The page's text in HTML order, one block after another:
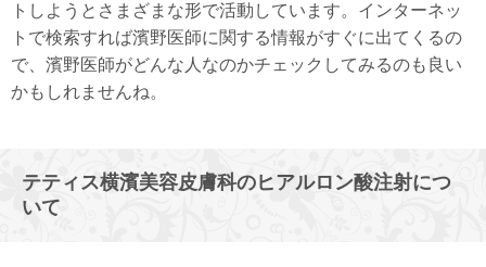
トしようとさまざまな形で活動しています。インターネッ
トで検索すれば濱野医師に関する情報がすぐに出てくるの
で、濱野医師がどんな人なのかチェックしてみるのも良い
かもしれませんね。
テティス横濱美容皮膚科のヒアルロン酸注射につ
いて